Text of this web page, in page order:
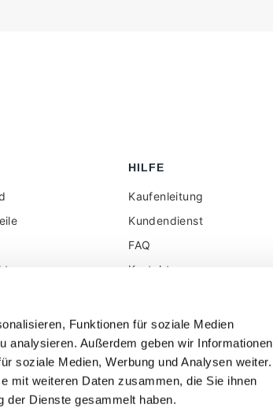
Funktionen für soziale Medien
analysieren. Außerdem geben wir Informationen
soziale Medien, Werbung und Analysen weiter.
mit weiteren Daten zusammen, die Sie ihnen
der Dienste gesammelt haben.
HILFE
Kaufenleitung
Kundendienst
FAQ
Kontakt
ohne Mehrwertsteuer